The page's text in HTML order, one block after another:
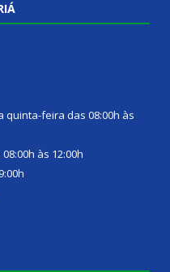
quinta-feira das 08:00h às
às 12:00h